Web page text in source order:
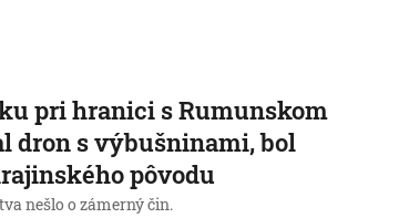
pri hranici s Rumunskom
dron s výbušninami, bol
pôvodu
nešlo o zámerný čin.